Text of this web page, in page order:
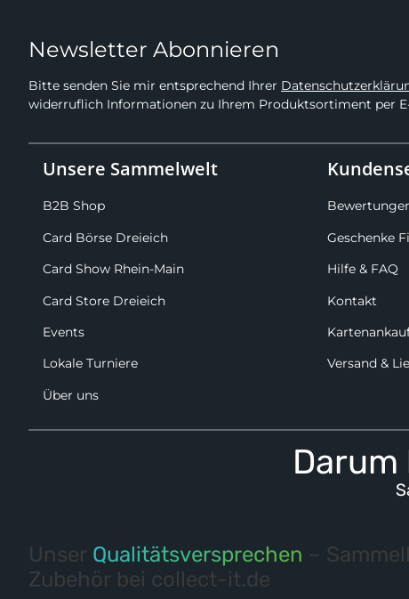
Newsletter Abonnieren
Bitte senden Sie mir entsprechend Ihrer
widerruflich Informationen zu Ihrem Produktsortiment per
Unsere Sammelwelt
B2B Shop
Card Börse Dreieich
Card Show Rhein-Main
Card Store Dreieich
Events
Lokale Turniere
Über uns
Geschenke
Hilfe & FAQ
Kontakt
Versand &
Unser Qualitätsversprechen –
Zubehör bei collect-it.de